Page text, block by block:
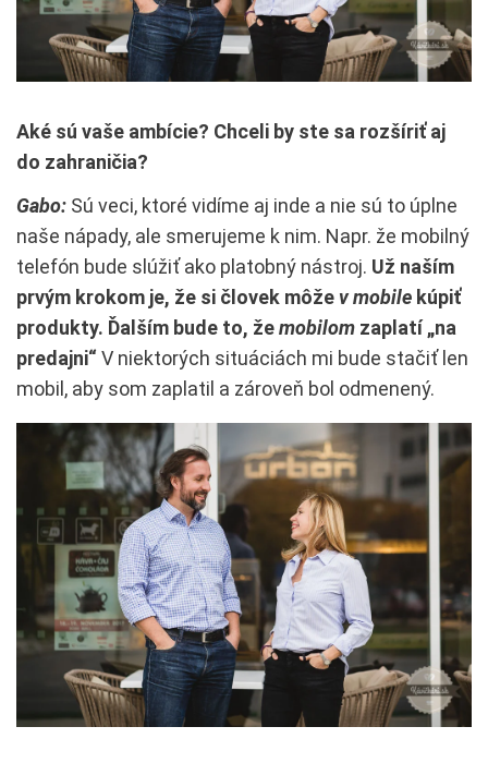
Aké sú vaše ambície? Chceli by ste sa rozšíriť aj
do zahraničia?
Gabo: Sú veci, ktoré vidíme aj inde a nie sú to úplne
naše nápady, ale smerujeme k nim. Napr. že mobilný
telefón bude slúžiť ako platobný nástroj. Už naším
prvým krokom je, že si človek môže v mobile kúpiť
produkty. Ďalším bude to, žemobilom zaplatí „na
predajni“ V niektorých situáciách mi bude stačiť len
mobil, aby som zaplatil a zároveň bol odmenený.